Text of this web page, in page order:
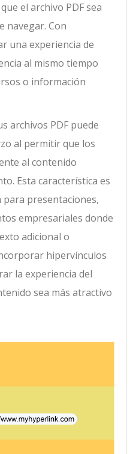
el archivo PDF sea
navegar. Con
una experiencia de
al mismo tiempo
o información
archivos PDF puede
al permitir que los
al contenido
Esta característica es
para presentaciones,
empresariales donde
adicional o
hipervínculos
la experiencia del
sea más atractivo